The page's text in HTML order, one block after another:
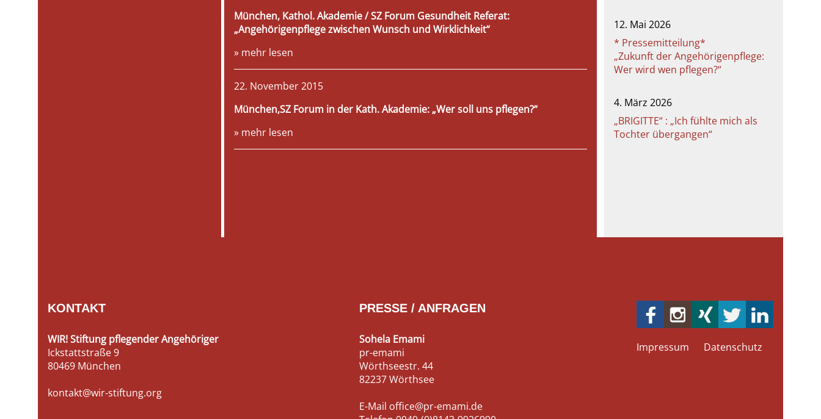
München, Kathol. Akademie / SZ Forum Gesundheit Referat:
„Angehörigenpflege zwischen Wunsch und Wirklichkeit“
» mehr lesen
22. November 2015
München,SZ Forum in der Kath. Akademie: „Wer soll uns pflegen?“
» mehr lesen
12. Mai 2026
* Pressemitteilung*
„Zukunft der Angehörigenpflege:
Wer wird wen pflegen?“
4. März 2026
„BRIGITTE“ : „Ich fühlte mich als
Tochter übergangen“
KONTAKT
WIR! Stiftung pflegender Angehöriger
Ickstattstraße 9
80469 München
kontakt@wir-stiftung.org
PRESSE / ANFRAGEN
Sohela Emami
pr-emami
Wörthseestr. 44
82237 Wörthsee
E-Mail office@pr-emami.de
Impressum Datenschutz